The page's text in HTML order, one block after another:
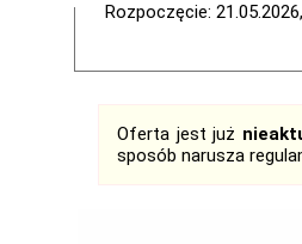
Rozpoczęcie:
Oferta jest już
sposób narusza